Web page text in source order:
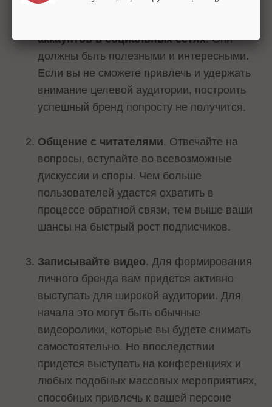
Регулярное написание
аккаунтов в социальных сетях. Они
должны быть полезными и интересными.
Если вы не сможете привлечь и удержать
внимание целевой аудитории, построить
успешный бренд попросту не получится.
Общение с читателями. Отвечайте на
вопросы, вступайте во всевозможные
дискуссии и споры. Чем больше
пользователей удастся охватить в
процессе обратной связи, тем выше ваши
шансы на быстрый рост подписчиков.
Записывайте видео. Для формирования
личного бренда вам придется активно
выступать для широкой аудитории. Для
начала это могут быть обычные
видеоролики, которые вы будете снимать
самостоятельно. Но впоследствии
придется выступать на конференциях и
любых подобных массовых мероприятиях,
способных привлечь к вашей персоне